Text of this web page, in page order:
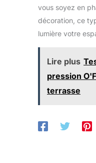
vous soyez en
décoration, ce
lumière votre
Lire plus
pression
terrasse